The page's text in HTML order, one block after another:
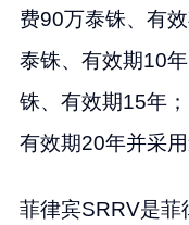
费90万泰铢、有
泰铢、有效期10
铢、有效期15年
有效期20年并采用
菲律宾SRRV是菲